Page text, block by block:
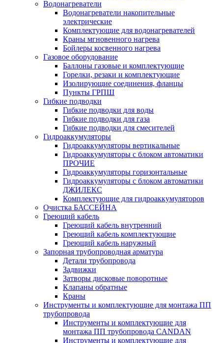
Водонагреватели
Водонагреватели накопительные
электрические
Комплектующие для водонагревателей
Краны мгновенного нагрева
Бойлеры косвенного нагрева
Газовое оборудование
Баллоны газовые и комплектующие
Горелки, резаки и комплектующие
Изолирующие соединения, фланцы
Пункты ГРПШ
Гибкие подводки
Гибкие подводки для воды
Гибкие подводки для газа
Гибкие подводки для смесителей
Гидроаккумуляторы
Гидроаккумуляторы вертикальные
Гидроаккумуляторы с блоком автоматики
ПРОЧИЕ
Гидроаккумуляторы горизонтальные
Гидроаккумуляторы с блоком автоматики
ДЖИЛЕКС
Комплектующие для гидроаккумуляторов
Очистка БАССЕЙНА
Греющий кабель
Греющий кабель внутренний
Греющий кабель комплектующие
Греющий кабель наружный
Запорная трубопроводная арматура
Детали трубопровода
Задвижки
Затворы дисковые поворотные
Клапаны обратные
Краны
Инструменты и комплектующие для монтажа ПП
трубопровода
Инструменты и комплектующие для
монтажа ПП трубопровода CANDAN
Инструменты и комплектующие для